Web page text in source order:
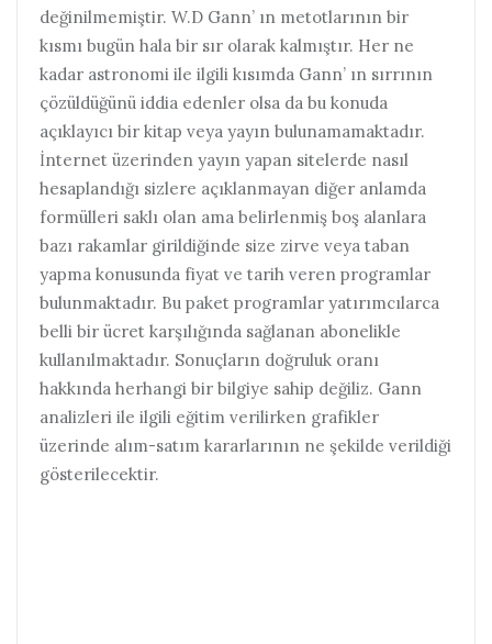
değinilmemiştir. W.D Gann’ ın metotlarının bir
kısmı bugün hala bir sır olarak kalmıştır. Her ne
kadar astronomi ile ilgili kısımda Gann’ ın sırrının
çözüldüğünü iddia edenler olsa da bu konuda
açıklayıcı bir kitap veya yayın bulunamamaktadır.
İnternet üzerinden yayın yapan sitelerde nasıl
hesaplandığı sizlere açıklanmayan diğer anlamda
formülleri saklı olan ama belirlenmiş boş alanlara
bazı rakamlar girildiğinde size zirve veya taban
yapma konusunda fiyat ve tarih veren programlar
bulunmaktadır. Bu paket programlar yatırımcılarca
belli bir ücret karşılığında sağlanan abonelikle
kullanılmaktadır. Sonuçların doğruluk oranı
hakkında herhangi bir bilgiye sahip değiliz. Gann
analizleri ile ilgili eğitim verilirken grafikler
üzerinde alım-satım kararlarının ne şekilde verildiği
gösterilecektir.